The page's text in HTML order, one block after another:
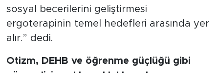
sosyal becerilerini geliştirmesi
ergoterapinin temel hedefleri arasında yer
alır.” dedi.
Otizm, DEHB ve öğrenme güçlüğü gibi